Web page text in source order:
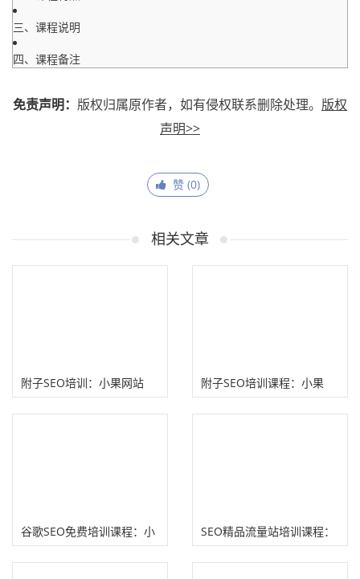
三、课程说明
四、课程备注
免责声明： 版权归属原作者，如有侵权联系删除处理。 版权
声明>>
赞 (0)
相关文章
附子SEO培训：小果网站
SEO培训有哪些赚钱方法？
附子SEO培训课程：小果
SEO培训三大核心教程详解
谷歌SEO免费培训课程：小
渔老师推荐Semrush官网视
SEO精品流量站培训课程：
附子SEO站群课程全新升级